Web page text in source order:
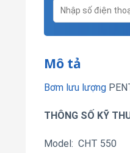
Mô tả
Bơm lưu lượng
THÔNG SỐ KỸ
Model: CHT 550